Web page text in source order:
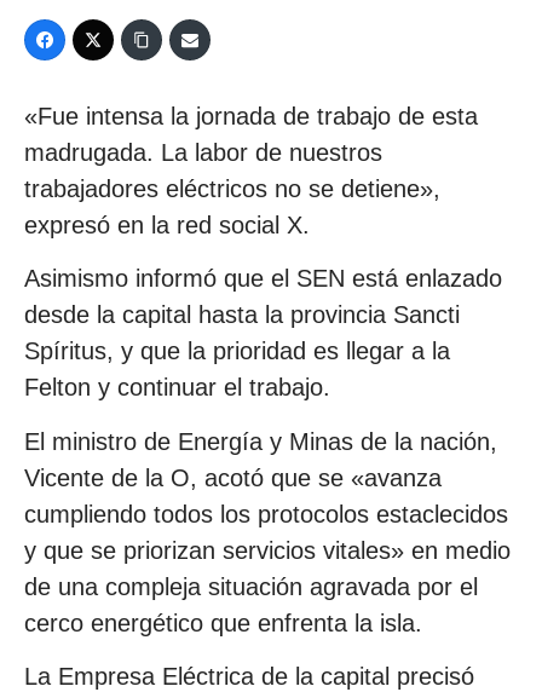
«Fue intensa la jornada de trabajo de esta
madrugada. La labor de nuestros
trabajadores eléctricos no se detiene»,
expresó en la red social X.
Asimismo informó que el SEN está enlazado
desde la capital hasta la provincia Sancti
Spíritus, y que la prioridad es llegar a la
Felton y continuar el trabajo.
El ministro de Energía y Minas de la nación,
Vicente de la O, acotó que se «avanza
cumpliendo todos los protocolos estaclecidos
y que se priorizan servicios vitales» en medio
de una compleja situación agravada por el
cerco energético que enfrenta la isla.
La Empresa Eléctrica de la capital precisó